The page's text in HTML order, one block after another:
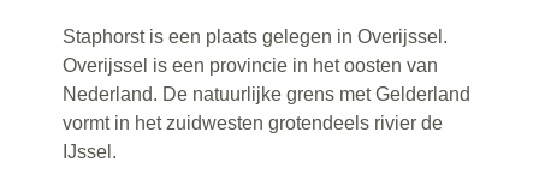
Staphorst is een plaats gelegen in Overijssel.
Overijssel is een provincie in het oosten van
Nederland. De natuurlijke grens met Gelderland
vormt in het zuidwesten grotendeels rivier de
IJssel.